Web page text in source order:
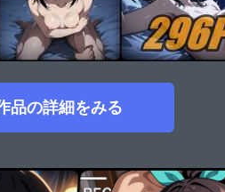
品の詳細をみる